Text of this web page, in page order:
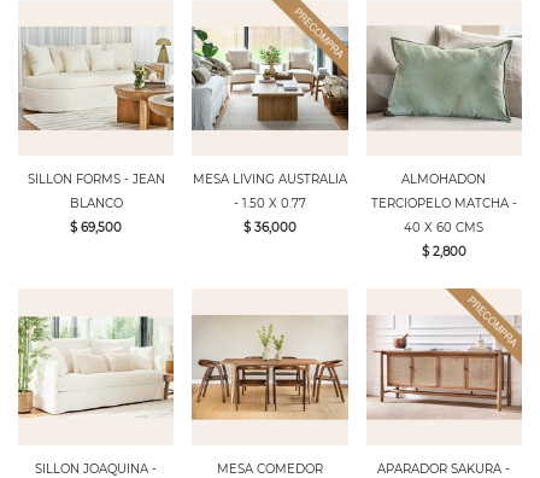
SILLON FORMS - JEAN
BLANCO
$ 69,500
MESA LIVING AUSTRALIA
- 1.50 X 0.77
$ 36,000
ALMOHADON
TERCIOPELO MATCHA -
40 X 60 CMS
$ 2,800
SILLON JOAQUINA -
MESA COMEDOR
APARADOR SAKURA -